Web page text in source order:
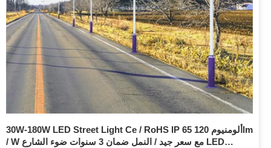
30W-180W LED Street Light Ce / RoHS IP 65 ألومنيوم 120lm
/ W مع سعر جيد / النمل ضمان 3 سنوات ضوء الشارع LED